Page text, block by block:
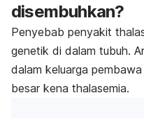
disembuhkan?
Penyebab penyakit
genetik di dalam tubuh.
dalam keluarga
besar kena thalasemia.